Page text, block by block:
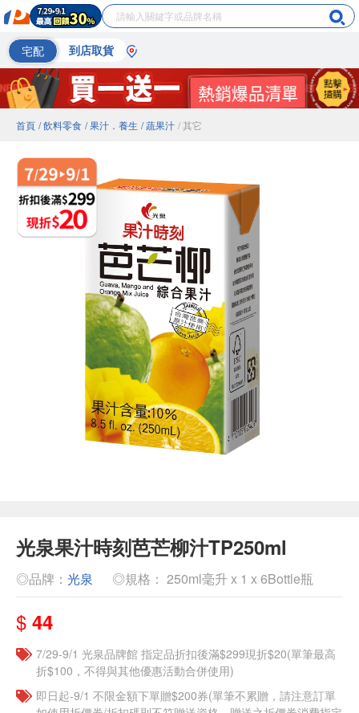
宅配 到店取貨
首頁 / 飲料零食 / 果汁．養生 / 蔬果汁 / 其它
光泉果汁時刻芭芒柳汁TP250ml
◎品牌： 光泉 ◎規格： 250ml毫升 x 1 x 6Bottle瓶
$ 44
7/29-9/1 光泉品牌館 指定品折扣後滿$299現折$20(單筆最高
折$100，不得與其他優惠活動合併使用)
即日起-9/1 不限金額下單贈$200券(單筆不累贈，請注意訂單